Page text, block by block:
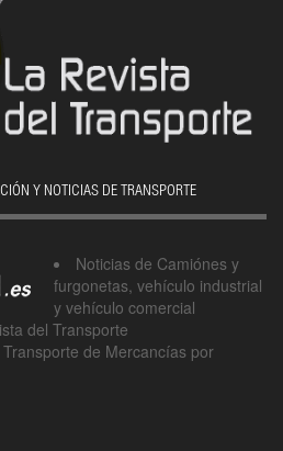
Y NOTICIAS DE TRANSPORTE
Noticias de Camiónes y
furgonetas, vehículo industrial
y vehículo comercial
del Transporte
de Mercancías por